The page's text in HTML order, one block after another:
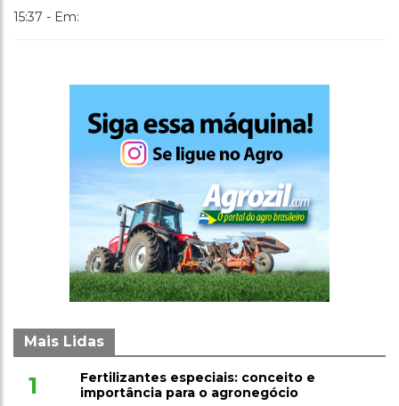
15:37 - Em:
Mais Lidas
1
Fertilizantes especiais: conceito e
importância para o agronegócio